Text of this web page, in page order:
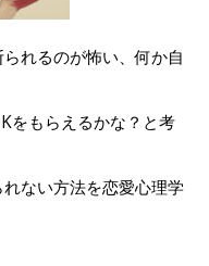
れるのが怖い、何か自
をもらえるかな？と考
ない方法を恋愛心理学